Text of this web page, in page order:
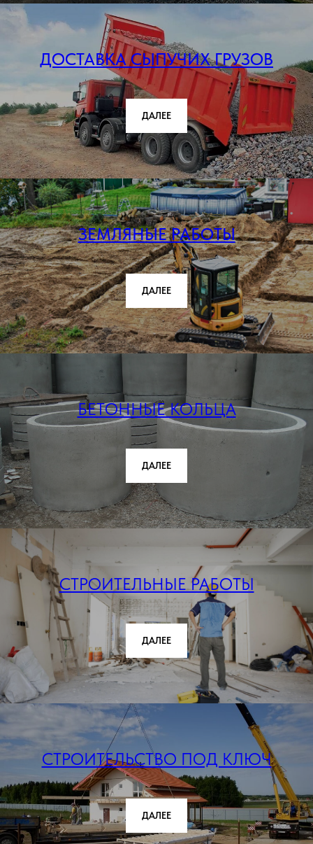
ДОСТАВКА СЫПУЧИХ ГРУЗОВ
ДАЛЕЕ
ЗЕМЛЯНЫЕ РАБОТЫ
ДАЛЕЕ
БЕТОННЫЕ КОЛЬЦА
ДАЛЕЕ
СТРОИТЕЛЬНЫЕ РАБОТЫ
ДАЛЕЕ
СТРОИТЕЛЬСТВО ПОД КЛЮЧ
ДАЛЕЕ